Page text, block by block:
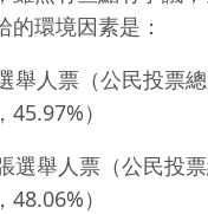
的環境因素是：
舉人票（公民投票
）
選舉人票（公民投
）